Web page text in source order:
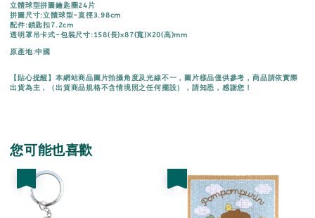
立體球型拼圖鑰匙圈24片
拼圖尺寸:立體球型-直徑3.98cm
配件:鎖匙扣7.2cm
透明罩吊卡式-包裝尺寸:158(長)x87(寬)X20(高)mm
原產地:中國
【貼心提醒】本網站商品圖片拍攝角度及光線不一，圖片樣品僅供參考，商品請依實際
出貨為主，（出貨商品規格不含情境照之任何擺設），請知悉，感謝您！
您可能也喜歡